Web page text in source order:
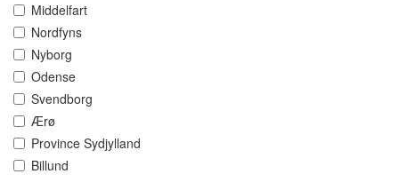
Middelfart
Nordfyns
Nyborg
Odense
Svendborg
Ærø
Province Sydjylland
Billund